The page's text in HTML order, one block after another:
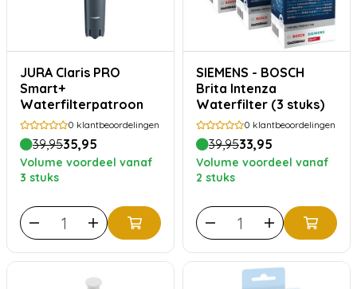
JURA Claris PRO
Smart+
Waterfilterpatroon
0 klantbeoordelingen
39,9535,95
Volume voordeel vanaf
3 stuks
SIEMENS - BOSCH
Brita Intenza
Waterfilter (3 stuks)
0 klantbeoordelingen
39,9533,95
Volume voordeel vanaf
2 stuks